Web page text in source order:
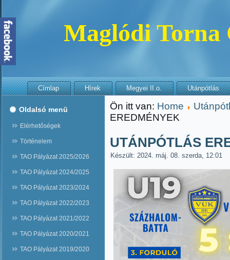
Maglódi Torna
Címlap Hírek Megyei II.o. Utánpótlás
Oldalsó menü
Elérhetőségek
Történelem
TAO Pályázat 2025/2026
TAO Pályázat 2024/2025
TAO Pályázat 2023/2024
TAO Pályázat 2022/2023
TAO Pályázat 2021/2022
TAO Pályázat 2020/2021
TAO Pályázat 2019/2020
Ön itt van: Home
EREDMÉNYEK
UTÁNPÓTLÁS
Készült: 2024. máj. 08. szerda, 12:01